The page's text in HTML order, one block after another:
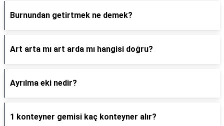
Burnundan getirtmek ne demek?
Art arta mı art arda mı hangisi doğru?
Ayrılma eki nedir?
1 konteyner gemisi kaç konteyner alır?